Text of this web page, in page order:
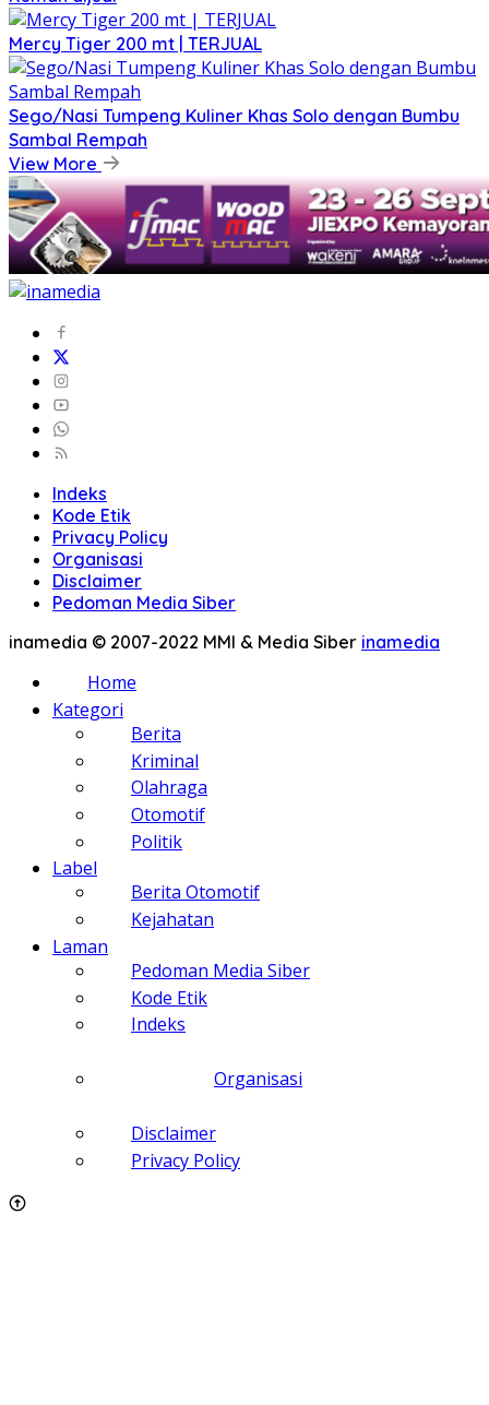
Mercy Tiger 200 mt | TERJUAL
Sego/Nasi Tumpeng Kuliner Khas Solo dengan Bumbu
Sambal Rempah
View More
Indeks
Kode Etik
Privacy Policy
Organisasi
Disclaimer
Pedoman Media Siber
inamedia © 2007-2022 MMI & Media Siber inamedia
Home
Kategori
Berita
Kriminal
Olahraga
Otomotif
Politik
Label
Berita Otomotif
Kejahatan
Laman
Pedoman Media Siber
Kode Etik
Indeks
Organisasi
Disclaimer
Privacy Policy